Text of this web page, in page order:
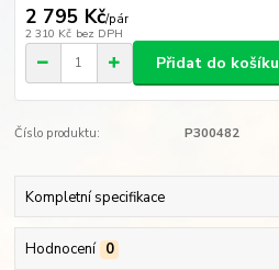
2 795 Kč/pár
2 310 Kč bez DPH
Přidat do košíku
Číslo produktu: P300482
Kompletní specifikace
Hodnocení 0